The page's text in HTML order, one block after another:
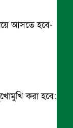
আসতে হবে-
করা হবে: